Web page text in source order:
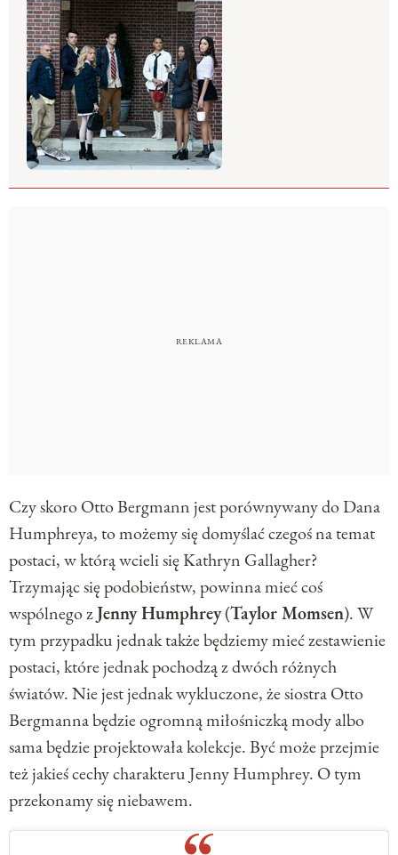
Czy skoro Otto Bergmann jest porównywany do Dana
Humphreya, to możemy się domyślać czegoś na temat
postaci, w którą wcieli się Kathryn Gallagher?
Trzymając się podobieństw, powinna mieć coś
wspólnego zJenny Humphrey(Taylor Momsen). W
tym przypadku jednak także będziemy mieć zestawienie
postaci, które jednak pochodzą z dwóch różnych
światów. Nie jest jednak wykluczone, że siostra Otto
Bergmanna będzie ogromną miłośniczką mody albo
sama będzie projektowała kolekcje. Być może przejmie
też jakieś cechy charakteru Jenny Humphrey. O tym
przekonamy się niebawem.